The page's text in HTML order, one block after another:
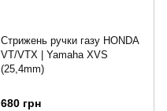
Стрижень ручки газу HONDA
VT/VTX | Yamaha XVS
(25,4mm)
680 грн